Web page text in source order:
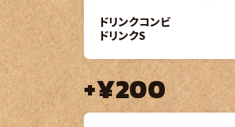
ドリンクコンビ
ドリンクS
+¥200